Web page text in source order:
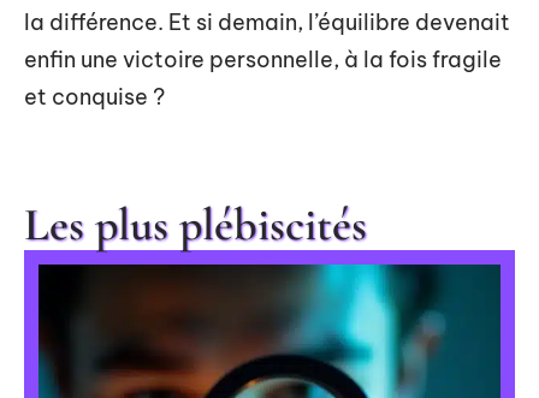
la différence. Et si demain, l’équilibre devenait
enfin une victoire personnelle, à la fois fragile
et conquise ?
Les plus plébiscités